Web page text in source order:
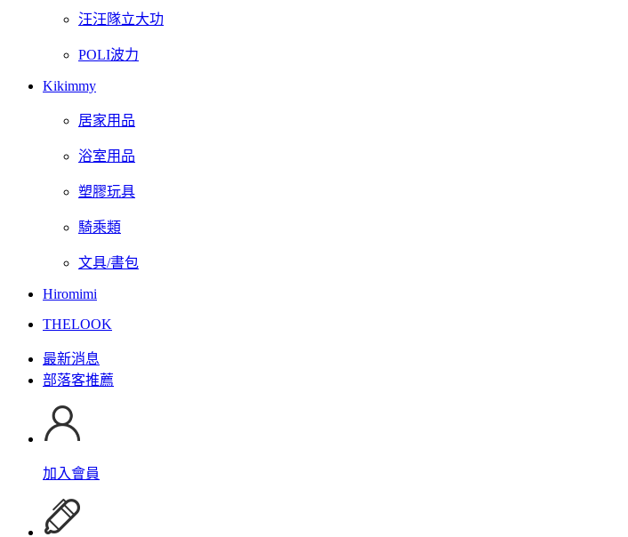
汪汪隊立大功
POLI波力
Kikimmy
居家用品
浴室用品
塑膠玩具
騎乘類
文具/書包
Hiromimi
THELOOK
最新消息
部落客推薦
加入會員